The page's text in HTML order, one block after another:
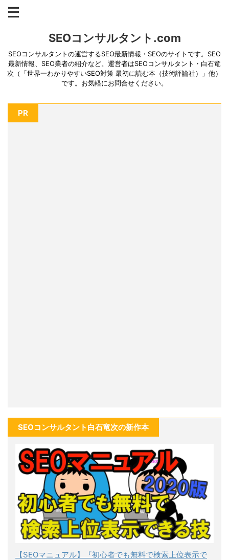
SEOコンサルタント.com
SEOコンサルタントの運営するSEO最新情報・SEOのサイトです。SEO
最新情報、SEO業者の紹介など。運営者はSEOコンサルタント・白石竜
次（「世界一わかりやすいSEO対策 最初に読む本（技術評論社）」他）
です。お気軽にお問合せください。
PR
SEOコンサルタント白石竜次の新作本
【SEOマニュアル】『初心者でも無料で検索上位表示で